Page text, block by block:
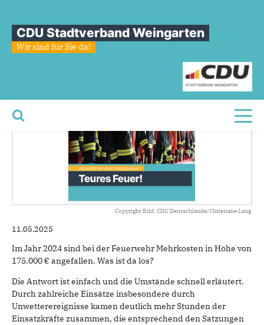
CDU Stadtverband Weingarten
Wir sind für Sie da!
Sie sind hier
TeuresFeuer!
Copyright Bild: CDU Deutschlands/Christiane Lang
11.05.2025
Im Jahr 2024 sind bei der Feuerwehr Mehrkosten in Höhe von
175.000 € angefallen. Was ist da los?
Die Antwort ist einfach und die Umstände schnell erläutert.
Durch zahlreiche Einsätze insbesondere durch
Unwetterereignisse kamen deutlich mehr Stunden der
Einsatzkräfte zusammen, die entsprechend den Satzungen